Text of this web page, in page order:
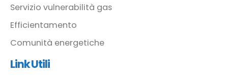
Servizio vulnerabilità gas
Efficientamento
Comunità energetiche
Link Utili